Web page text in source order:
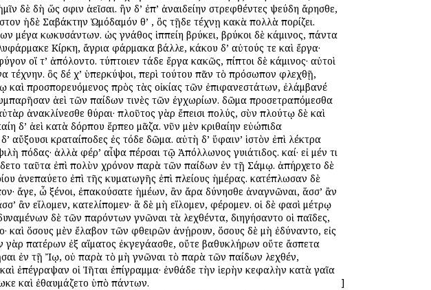
δὲ δὴ ὥς σφιν ἀεῖσαι. ἢν δ’ ἐπ’ ἀναιδείην στρεφθέντες ψεύδη ἄρησθε,
ἠδὲ Σαβάκτην Ὠμόδαμόν θ’ , ὃς τῇδε τέχνῃ κακὰ πολλὰ πορίζει.
μέγα κωκυσάντων. ὡς γνάθος ἱππείη βρύκει, βρύκοι δὲ κάμινος, πάντα
Κίρκη, ἄγρια φάρμακα βάλλε, κάκου δ’ αὐτούς τε καὶ ἔργα·
οἵ τ’ ἀπόλοντο. τύπτοιεν τάδε ἔργα κακῶς, πίπτοι δὲ κάμινος· αὐτοὶ
ὃς δέ χ’ ὑπερκύψοι, περὶ τούτου πᾶν τὸ πρόσωπον φλεχθῇ,
καὶ προσπορευόμενος πρὸς τὰς οἰκίας τῶν ἐπιφανεστάτων, ἐλάμβανέ
ἀεὶ τῶν παίδων τινὲς τῶν ἐγχωρίων. δῶμα προσετραπόμεσθα
ἀνακλίνεσθε θύραι· πλοῦτος γὰρ ἔπεισι πολύς, σὺν πλούτῳ δὲ καὶ
δ’ ἀεὶ κατὰ δόρπου ἕρπεο μᾶζα. νῦν μὲν κριθαίην εὐώπιδα
αὔξουσι κραταίποδες ἐς τόδε δῶμα. αὐτὴ δ’ ὕφαιν’ ἱστὸν ἐπὶ λέκτρα
πόδας· ἀλλὰ φέρ’ αἶψα πέρσαι τῷ Ἀπόλλωνος γυιάτιδος. καί· εἰ μέν τι
ταῦτα ἐπὶ πολὺν χρόνον παρὰ τῶν παίδων ἐν τῇ Σάμῳ. ἀπήρχετο δὲ
ἀνεπαύετο ἐπὶ τῆς κυματωγῆς ἐπὶ πλείους ἡμέρας. κατέπλωσαν δὲ
ἄγε, ὦ ξένοι, ἐπακούσατε ἡμέων, ἂν ἄρα δύνησθε ἀναγνῶναι, ἅσσ’ ἂν
ἂν εἵλομεν, κατελίπομεν· ἃ δὲ μὴ εἵλομεν, φέρομεν. οἱ δὲ φασὶ μέτρῳ
δὲ τῶν παρόντων γνῶναι τὰ λεχθέντα, διηγήσαντο οἱ παῖδες,
καὶ ὅσους μὲν ἔλαβον τῶν φθειρῶν ἀνῄρουν, ὅσους δὲ μὴ ἐδύναντο, εἰς
γὰρ πατέρων ἐξ αἵματος ἐκγεγάασθε, οὔτε βαθυκλήρων οὔτε ἄσπετα
ἐν τῇ Ἴῳ, οὐ παρὰ τὸ μὴ γνῶναι τὸ παρὰ τῶν παίδων λεχθέν,
ἐπέγραψαν οἱ Ἰῆται ἐπίγραμμα· ἐνθάδε τὴν ἱερὴν κεφαλὴν κατὰ γαῖα
καὶ ἐθαυμάζετο ὑπὸ πάντων.
]